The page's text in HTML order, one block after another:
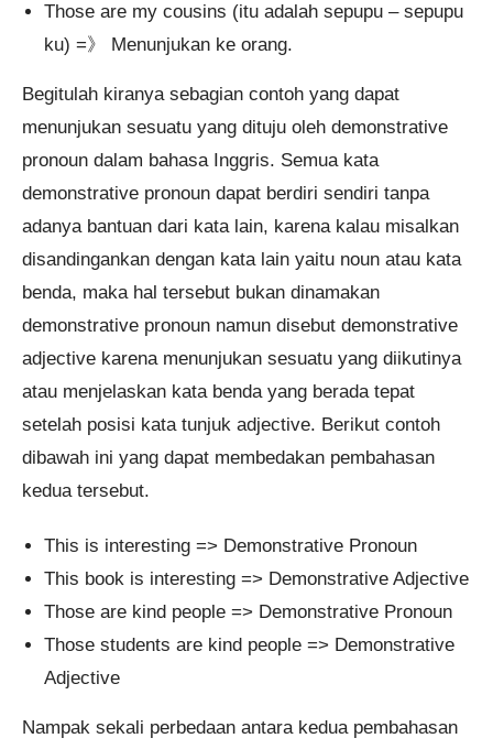
Those are my cousins (itu adalah sepupu – sepupu
ku) =》 Menunjukan ke orang.
Begitulah kiranya sebagian contoh yang dapat
menunjukan sesuatu yang dituju oleh demonstrative
pronoun dalam bahasa Inggris. Semua kata
demonstrative pronoun dapat berdiri sendiri tanpa
adanya bantuan dari kata lain, karena kalau misalkan
disandingankan dengan kata lain yaitu noun atau kata
benda, maka hal tersebut bukan dinamakan
demonstrative pronoun namun disebut demonstrative
adjective karena menunjukan sesuatu yang diikutinya
atau menjelaskan kata benda yang berada tepat
setelah posisi kata tunjuk adjective. Berikut contoh
dibawah ini yang dapat membedakan pembahasan
kedua tersebut.
This is interesting => Demonstrative Pronoun
This book is interesting => Demonstrative Adjective
Those are kind people => Demonstrative Pronoun
Those students are kind people => Demonstrative
Adjective
Nampak sekali perbedaan antara kedua pembahasan